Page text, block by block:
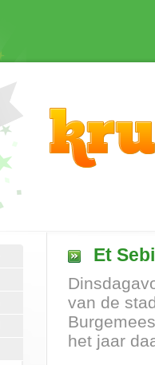
Et
van de
het jaar